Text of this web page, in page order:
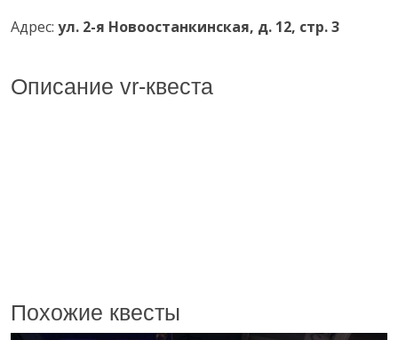
Адрес: ул. 2-я Новоостанкинская, д. 12, стр. 3
Описание vr-квеста
Похожие квесты